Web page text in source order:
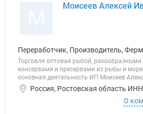
Моисеев Алексей
Переработчик, Производитель,
Торговля оптовая рыбой,
консервами и пресервами из рыбы и
основная деятельность ИП Моисеев
Россия, Ростовская область
О